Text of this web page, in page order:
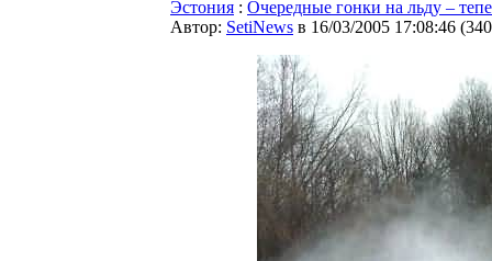
Эстония : Очередные гонки на льду –
Автор: SetiNews в 16/03/2005 17:08:46 (